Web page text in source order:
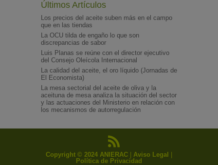
Últimos Artículos
Los precios del aceite suben más en el campo
que en las tiendas
La OCU tilda de engaño lo que son
discrepancias de sabor
Luis Planas se reúne con el director ejecutivo
del Consejo Oleícola Internacional
La calidad del aceite, el oro líquido (Jornadas de
El Economista)
La mesa sectorial del aceite de oliva y la
aceituna de mesa analiza la situación del sector
y las actuaciones del Ministerio en relación con
los mecanismos de autorregulación
Copyright © 2024 ANIERAC Aviso Legal
Política de Privacidad